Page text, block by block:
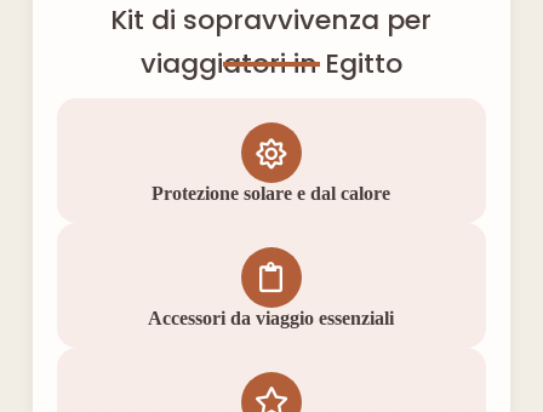
Kit di sopravvivenza per
viaggiatori in Egitto
Protezione solare e dal calore
Accessori da viaggio essenziali